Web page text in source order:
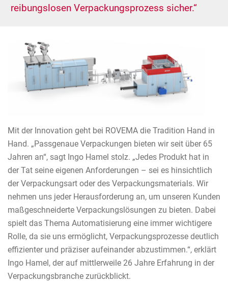
reibungslosen Verpackungsprozess sicher.“
Mit der Innovation geht bei ROVEMA die Tradition Hand in
Hand. „Passgenaue Verpackungen bieten wir seit über 65
Jahren an“, sagt Ingo Hamel stolz. „Jedes Produkt hat in
der Tat seine eigenen Anforderungen – sei es hinsichtlich
der Verpackungsart oder des Verpackungsmaterials. Wir
nehmen uns jeder Herausforderung an, um unseren Kunden
maßgeschneiderte Verpackungslösungen zu bieten. Dabei
spielt das Thema Automatisierung eine immer wichtigere
Rolle, da sie uns ermöglicht, Verpackungsprozesse deutlich
effizienter und präziser aufeinander abzustimmen.“, erklärt
Ingo Hamel, der auf mittlerweile 26 Jahre Erfahrung in der
Verpackungsbranche zurückblickt.